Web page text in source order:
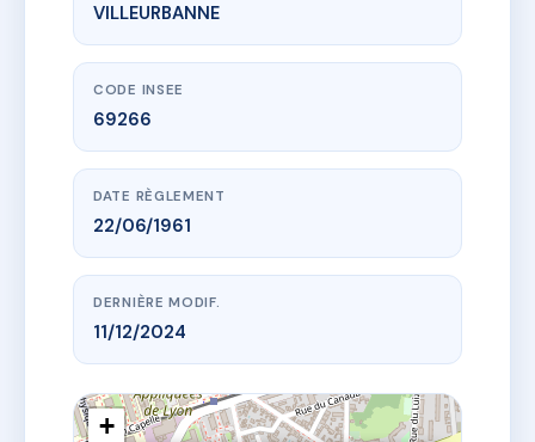
VILLEURBANNE
CODE INSEE
69266
DATE RÈGLEMENT
22/06/1961
DERNIÈRE MODIF.
11/12/2024
+